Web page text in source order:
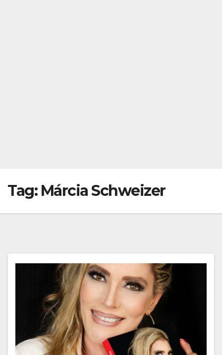
Tag: Márcia Schweizer